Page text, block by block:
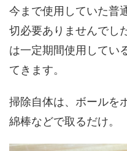
今まで使用していた普
切必要ありませんでし
は一定期間使用してい
てきます。
掃除自体は、ボールを
綿棒などで取るだけ。